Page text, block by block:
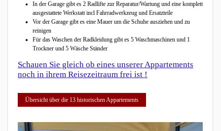
In der Garage gibt es 2 Radlifte zur Reparatur/Wartung und eine komplett
ausgestattete Werkstatt incl Fahrradwerkzeug und Ersatzteile
Vor der Garage gibt es eine Mauer um die Schuhe ausziehen und zu
reinigen
Für das Waschen der Radkleidung gibt es 5 Waschmaschinen und 1
Trockner und 5 Wäsche Ständer
Schauen Sie gleich ob eines unserer Appartements
noch in ihrem Reisezeitraum frei ist !
Übersicht über die 13 historischen Appartements